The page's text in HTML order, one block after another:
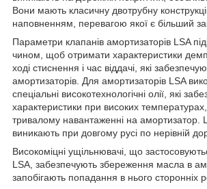
Вони мають класичну двотрубну
наповненням, перевагою якої є більший
Параметри клапанів амортизаторів LSA
чином, щоб отримати характеристики
ході стиснення і час віддачі, які
амортизаторів. Для амортизаторів LSA
спеціальні високотехнологічні олії, які
характеристики при високих
тривалому навантаженні на амортизатор.
виникають при довгому русі по нерівній
Високоміцні ущільнювачі, що
LSA, забезпечують збереження масла в
запобігають попадання в нього сторонніх